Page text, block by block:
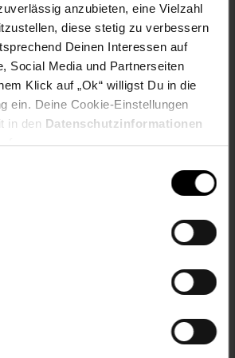
anzubieten, eine Vielzahl
diese stetig zu verbessern
Deinen Interessen auf
Social Media und Partnerseiten
Klick auf „Ok“ willigst Du in die
ein. Deine Cookie-Einstellungen
in den Datenschutzinformationen